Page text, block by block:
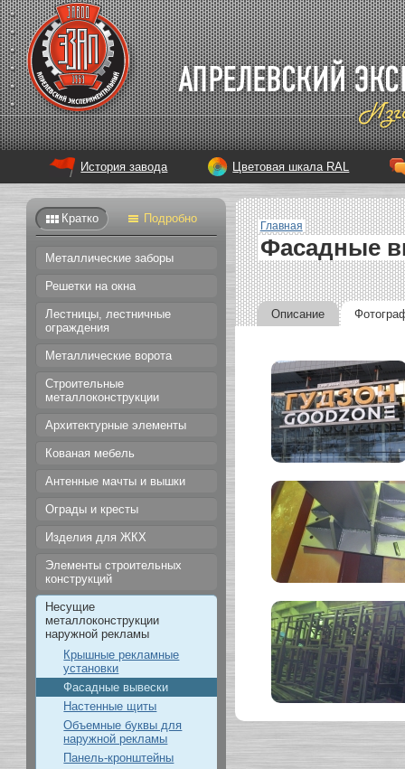
История завода Цветовая шкала RAL
Кратко Подробно
Металлические заборы
Решетки на окна
Лестницы, лестничные
ограждения
Металлические ворота
Строительные
металлоконструкции
Архитектурные элементы
Кованая мебель
Антенные мачты и вышки
Ограды и кресты
Изделия для ЖКХ
Элементы строительных
конструкций
Несущие
металлоконструкции
наружной рекламы
Крышные рекламные
установки
Фасадные вывески
Настенные щиты
Объемные буквы для
наружной рекламы
Панель-кронштейны
Главная
Фасадные
Описание